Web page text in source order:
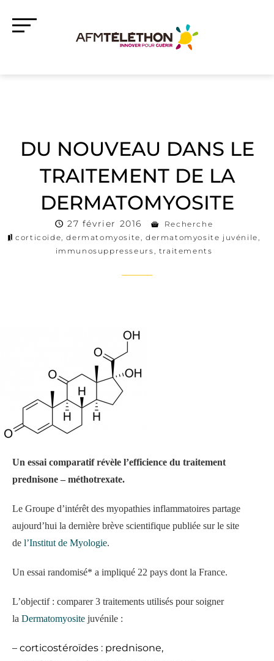
DU NOUVEAU DANS LE
TRAITEMENT DE LA
DERMATOMYOSITE
27 février 2016
Recherche
corticoïde,dermatomyosite, dermatomyosite juvénile,
immunosuppresseurs, traitements
Un essai comparatif révèle l’efficience du traitement
prednisone – méthotrexate.
Le Groupe d’intérêt des myopathies inflammatoires partage
aujourd’hui la dernière brève scientifique publiée sur le site
de l’Institut de Myologie.
Un essai randomisé* a impliqué 22 pays dont la France.
L’objectif : comparer 3 traitements utilisés pour soigner
la Dermatomyosite juvénile :
– corticostéroïdes : prednisone,